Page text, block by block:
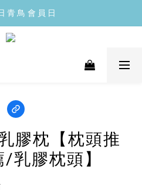
青鳥會員日
青鳥會員日
1300免運
膠枕【枕頭推
乳膠枕頭】